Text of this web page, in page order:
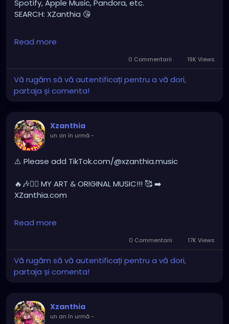
Spotify, Apple Music, Pandora, etc.
SEARCH: XZanthia 😘
⚠️ Please add
INSTAGRAM.com/xzanthia.official.profile
TikTok.com/@xzanthia.music
🔥🎶❤️‍🔥 MY ART & ORIGINAL MUSIC!!! 🥰 ➡️
YOUTUBE.com/XZanthiaMUSIC
hellpop
#monstercore#creaturecore#dommymommy
#gothchick#pastelgoth #goth
gothic#gothgirl
#gothaesthetic
#gothicgirl#metal#alternativegirl
steampunkgirl#art
Read more
0 Commentarii 19K Views
Vă rugăm să vă autentificați pentru a vă dori,
partaja și comenta!
Xzanthia
un an în urmă-
⚠️ Please add TikTok.com/@xzanthia.music
🔥🎶❤️‍🔥 MY ART & ORIGINAL MUSIC!!! 🥰 ➡️
XZanthia.com
INSTAGRAM.com/xzanthia.official.profile
#hellpop #creaturecosplay #monstercosplay
#monstercore#creaturecore
#darkpop#evilpop
Read more
0 Commentarii 17K Views
Vă rugăm să vă autentificați pentru a vă dori,
partaja și comenta!
Xzanthia
un an în urmă-